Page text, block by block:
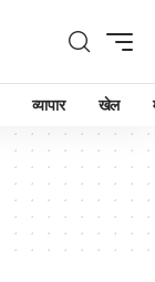
व्यापार खेल